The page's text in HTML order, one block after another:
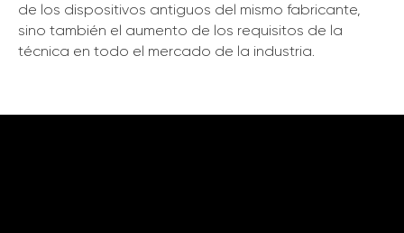
de los dispositivos antiguos del mismo fabricante,
sino también el aumento de los requisitos de la
técnica en todo el mercado de la industria.